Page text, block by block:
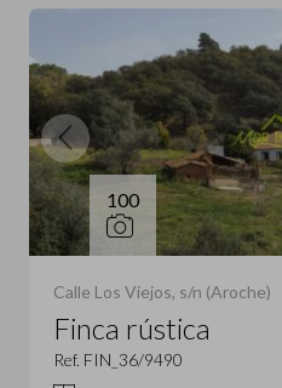
100
Calle Los Viejos, s/n (Aroche)
Finca rústica
Ref. FIN_36/9490